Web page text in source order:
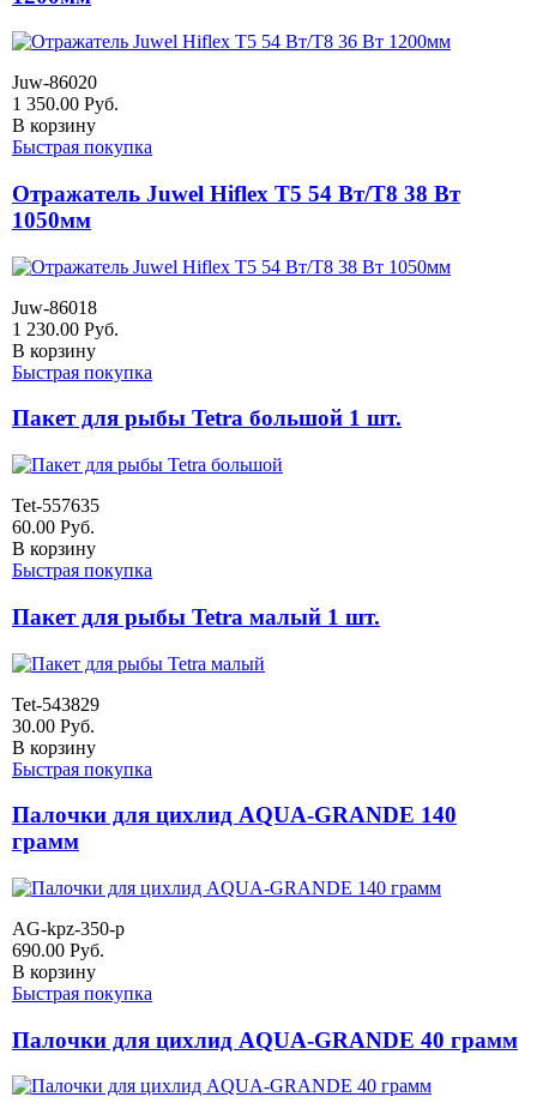
Juw-86020
1 350.00 Руб.
В корзину
Быстрая покупка
Отражатель Juwel Hiflex T5 54 Вт/Т8 38 Вт
1050мм
Juw-86018
1 230.00 Руб.
В корзину
Быстрая покупка
Пакет для рыбы Tetra большой 1 шт.
Tet-557635
60.00 Руб.
В корзину
Быстрая покупка
Пакет для рыбы Tetra малый 1 шт.
Tet-543829
30.00 Руб.
В корзину
Быстрая покупка
Палочки для цихлид AQUA-GRANDE 140
грамм
AG-kpz-350-p
690.00 Руб.
В корзину
Быстрая покупка
Палочки для цихлид AQUA-GRANDE 40 грамм